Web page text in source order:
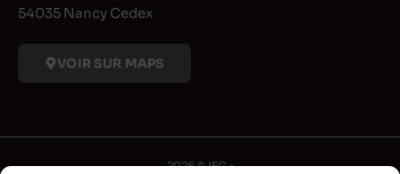
54035 Nancy Cedex
VOIR SUR MAPS
2026 © IFG •